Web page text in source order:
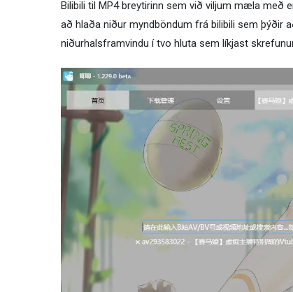
Bilibili til MP4 breytirinn sem við viljum mæla með
að hlaða niður myndböndum frá bilibili sem þýðir
niðurhalsframvindu í tvo hluta sem líkjast